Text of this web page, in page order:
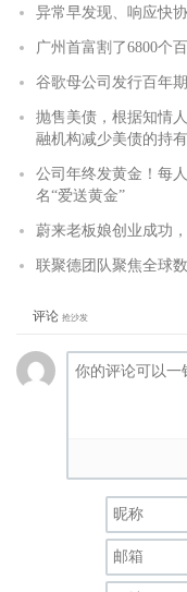
异常早发现、响应快
广州首富割了6800个
谷歌母公司发行百年
抛售美债，根据知情
融机构减少美债的持有
公司年终发黄金！每
名“爱送黄金”
蔚来老板娘创业成功
联聚德团队聚焦全球
评论 抢沙发